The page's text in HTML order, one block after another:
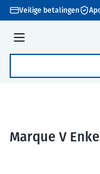
Ga naar de inhoud
Veilige betalingen
Menu
Marque V